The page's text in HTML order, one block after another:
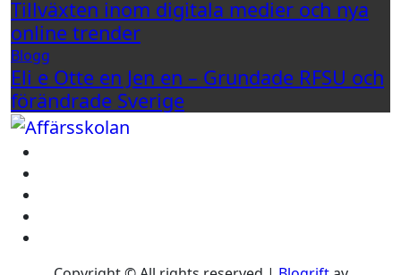
Tillväxten inom digitala medier och nya
online trender
Blogg
Eli e Otte en Jen en – Grundade RFSU och
förändrade Sverige